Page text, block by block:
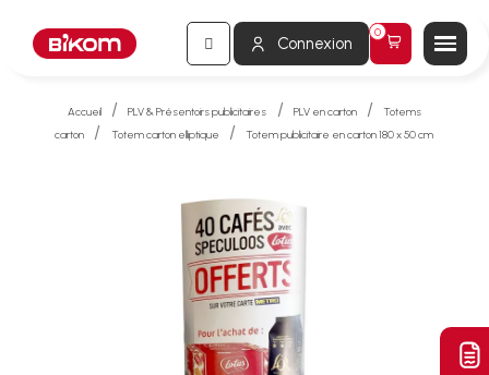
Connexion
Accueil PLV & Présentoirs publicitaires PLV en carton
Totems
carton
Totem carton elliptique Totem publicitaire en carton 180 x 50 cm